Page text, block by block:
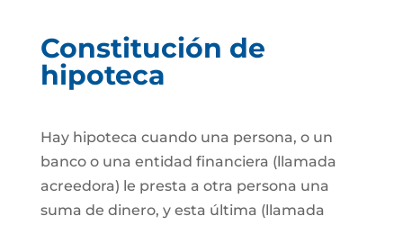
Constitución de
hipoteca
Hay hipoteca cuando una persona, o un
banco o una entidad financiera (llamada
acreedora) le presta a otra persona una
suma de dinero, y esta última (llamada